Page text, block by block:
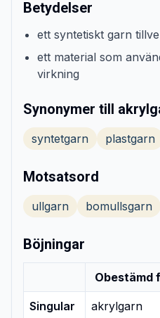
Betydelser
ett syntetiskt garn
ett material som
virkning
Synonymer till
syntetgarn plastgarn
Motsatsord
ullgarn bomullsgarn
Böjningar
Obestämd
Singular akrylgarn